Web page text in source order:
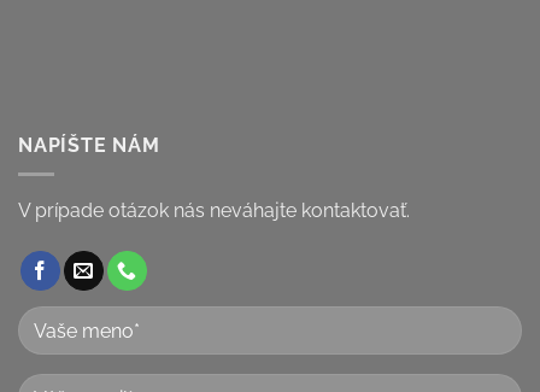
NAPÍŠTE NÁM
V prípade otázok nás neváhajte kontaktovať.